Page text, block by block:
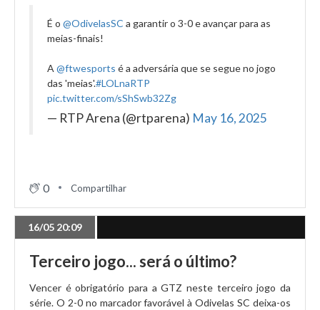
É o @OdivelasSC a garantir o 3-0 e avançar para as
meias-finais!
A @ftwesports é a adversária que se segue no jogo
das 'meias'.#LOLnaRTP
pic.twitter.com/sShSwb32Zg
— RTP Arena (@rtparena) May 16, 2025
0 Compartilhar
16/05 20:09
Terceiro jogo... será o último?
Vencer é obrigatório para a GTZ neste terceiro jogo da
série. O 2-0 no marcador favorável à Odivelas SC deixa-os